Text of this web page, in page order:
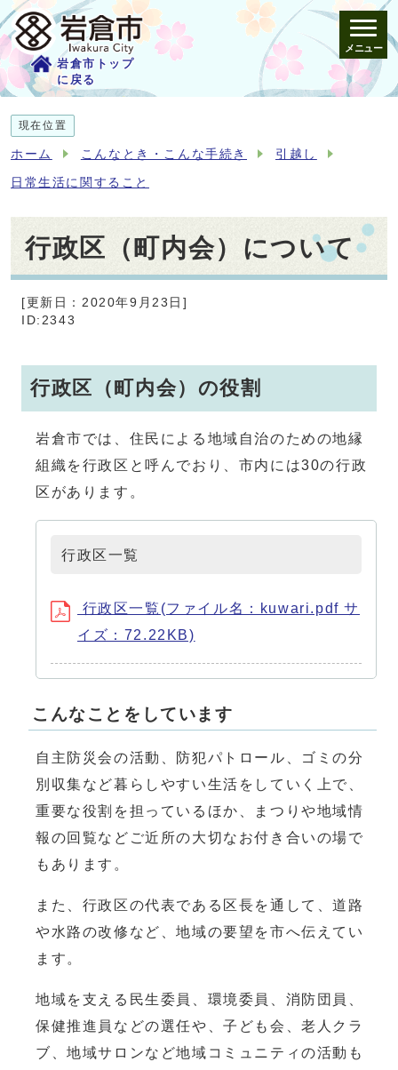
岩倉市トップ
に戻る
メニュー
現在位置
ホーム こんなとき・こんな手続き 引越し
日常生活に関すること
行政区（町内会）について
[更新日：2020年9月23日]
ID:2343
行政区（町内会）の役割
岩倉市では、住民による地域自治のための地縁
組織を行政区と呼んでおり、市内には30の行政
区があります。
行政区一覧
行政区一覧(ファイル名：kuwari.pdf サ
イズ：72.22KB)
こんなことをしています
自主防災会の活動、防犯パトロール、ゴミの分
別収集など暮らしやすい生活をしていく上で、
重要な役割を担っているほか、まつりや地域情
報の回覧などご近所の大切なお付き合いの場で
もあります。
また、行政区の代表である区長を通して、道路
や水路の改修など、地域の要望を市へ伝えてい
ます。
地域を支える民生委員、環境委員、消防団員、
保健推進員などの選任や、子ども会、老人クラ
ブ、地域サロンなど地域コミュニティの活動も